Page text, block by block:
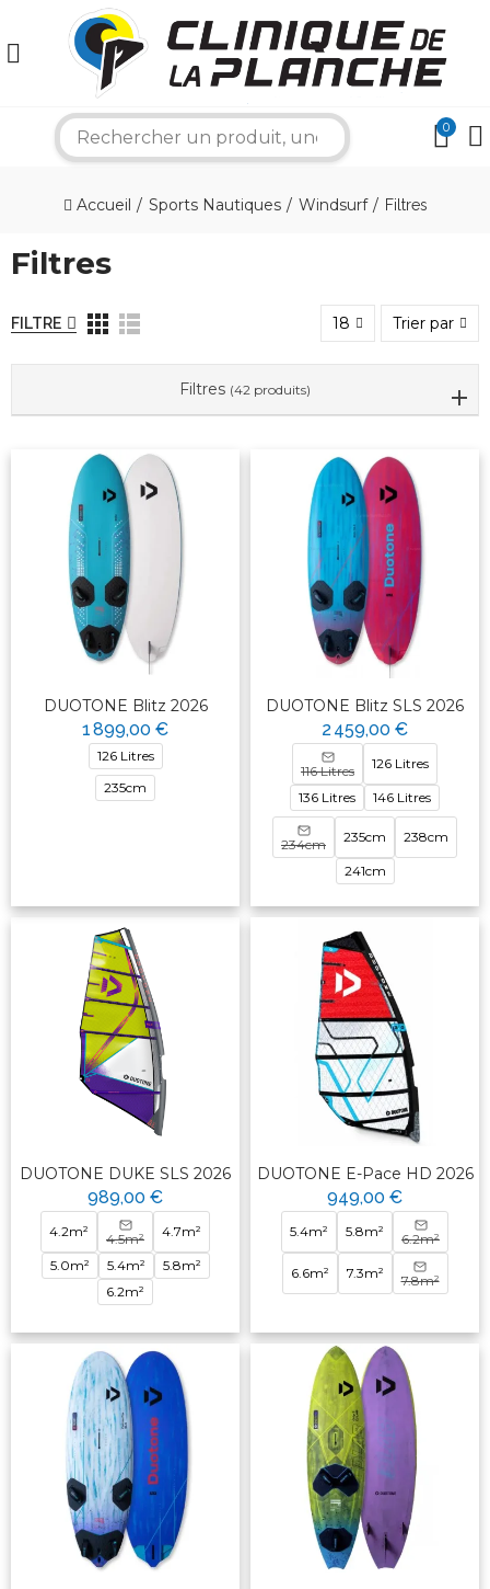
0
Accueil Sports Nautiques Windsurf Filtres
Filtres
FILTRE 18 Trier par
Filtres (42 produits)
DUOTONE Blitz 2026
1 899,00 €
126 Litres
235cm
DUOTONE Blitz SLS 2026
2 459,00 €
116 Litres 126 Litres
136 Litres 146 Litres
234cm 235cm 238cm
241cm
DUOTONE DUKE SLS 2026
989,00 €
4.2m² 4.5m² 4.7m²
5.0m² 5.4m²
5.8m²
6.2m²
DUOTONE E-Pace HD 2026
949,00 €
5.4m² 5.8m² 6.2m²
6.6m² 7.3m² 7.8m²
Bonjour ! Je suis votre expert nautique.